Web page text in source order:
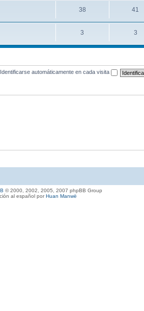
38 41
3 3
Identificarse automáticamente en cada visita
© 2000, 2002, 2005, 2007 phpBB Group
al español porHuan Manwë